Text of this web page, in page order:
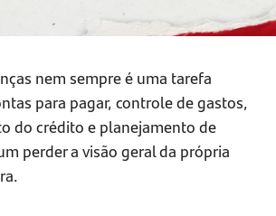
nem sempre é uma tarefa
para pagar, controle de gastos,
do crédito e planejamento de
perder a visão geral da própria